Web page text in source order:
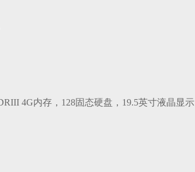
4G内存，128固态硬盘，19.5英寸液晶显示